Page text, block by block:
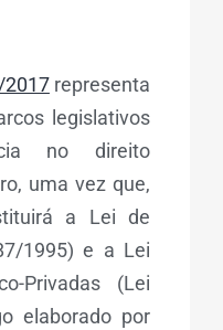
2017representa
legislativos
no direito
uma vez que,
a Lei de
1995) e a Lei
Privadas (Lei
elaborado por